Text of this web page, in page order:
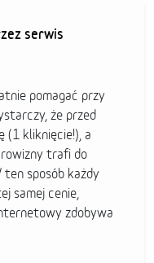
serwis
pomagać przy
że przed
(1 kliknięcie!), a
trafi do
ten sposób każdy
samej cenie,
zdobywa